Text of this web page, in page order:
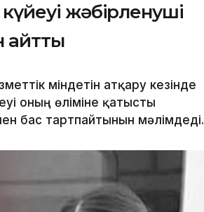
жәбірленуші
айтты
міндетін атқару кезінде
оның өліміне қатысты
бас тартпайтынын мәлімдеді.